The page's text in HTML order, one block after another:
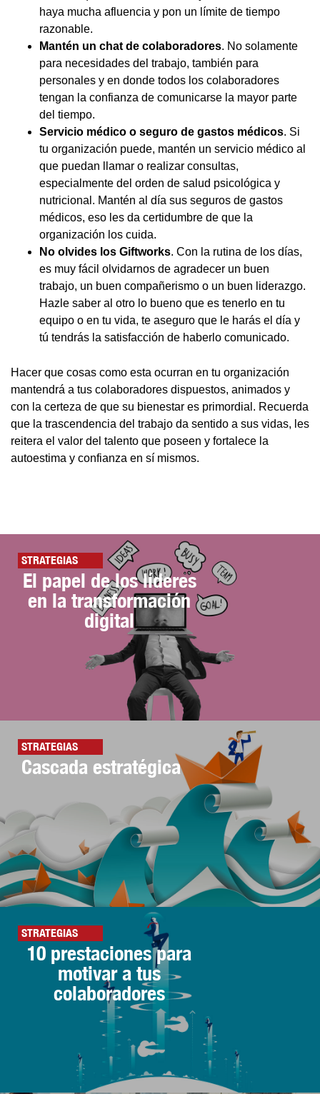
haya mucha afluencia y pon un límite de tiempo
razonable.
Mantén un chat de colaboradores. No solamente
para necesidades del trabajo, también para
personales y en donde todos los colaboradores
tengan la confianza de comunicarse la mayor parte
del tiempo.
Servicio médico o seguro de gastos médicos. Si
tu organización puede, mantén un servicio médico al
que puedan llamar o realizar consultas,
especialmente del orden de salud psicológica y
nutricional. Mantén al día sus seguros de gastos
médicos, eso les da certidumbre de que la
organización los cuida.
No olvides los Giftworks. Con la rutina de los días,
es muy fácil olvidarnos de agradecer un buen
trabajo, un buen compañerismo o un buen liderazgo.
Hazle saber al otro lo bueno que es tenerlo en tu
equipo o en tu vida, te aseguro que le harás el día y
tú tendrás la satisfacción de haberlo comunicado.
Hacer que cosas como esta ocurran en tu organización
mantendrá a tus colaboradores dispuestos, animados y
con la certeza de que su bienestar es primordial. Recuerda
que la trascendencia del trabajo da sentido a sus vidas, les
reitera el valor del talento que poseen y fortalece la
autoestima y confianza en sí mismos.
STRATEGIAS
El papel de los líderes
en la transformación
digital
STRATEGIAS
Cascada estratégica
STRATEGIAS
10 prestaciones para
motivar a tus
colaboradores